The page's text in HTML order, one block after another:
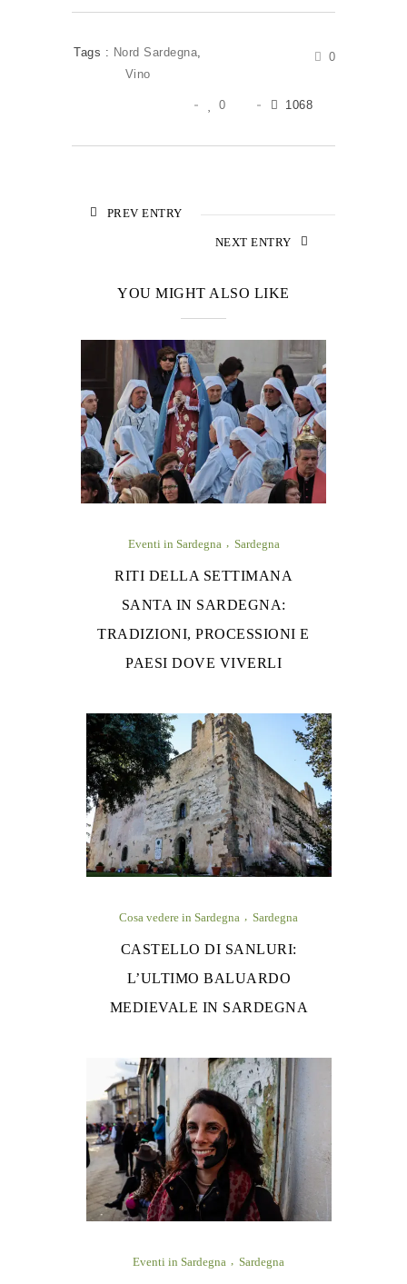
Tags : Nord Sardegna
Vino
0
1068
0
PREV ENTRY
NEXT ENTRY
YOU MIGHT ALSO LIKE
Eventi in Sardegna Sardegna
RITI DELLA SETTIMANA
SANTA IN SARDEGNA:
TRADIZIONI, PROCESSIONI E
PAESI DOVE VIVERLI
Cosa vedere in Sardegna Sardegna
CASTELLO DI SANLURI:
L’ULTIMO BALUARDO
MEDIEVALE IN SARDEGNA
Eventi in Sardegna Sardegna